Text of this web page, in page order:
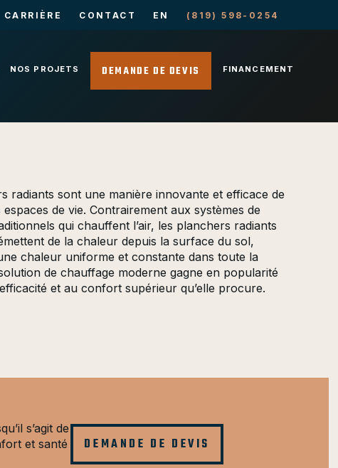
CARRIÈRE CONTACT EN (819) 598-0254
NOS PROJETS DEMANDE DE DEVIS FINANCEMENT
radiants sont une manière innovante et efficace de
de vie. Contrairement aux systèmes de
qui chauffent l’air, les planchers radiants
de la chaleur depuis la surface du sol,
chaleur uniforme et constante dans toute la
de chauffage moderne gagne en popularité
et au confort supérieur qu’elle procure.
s’agit de
et santé
DEMANDE DE DEVIS